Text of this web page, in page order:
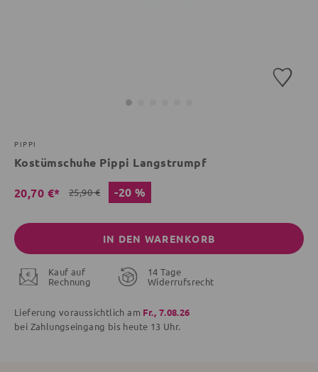
PIPPI
Kostümschuhe Pippi Langstrumpf
20,70 €* 25,90 € -20 %
IN DEN WARENKORB
Kauf auf
Rechnung
14 Tage
Widerrufsrecht
Lieferung voraussichtlich am Fr., 7.08.26
bei Zahlungseingang bis heute 13 Uhr.